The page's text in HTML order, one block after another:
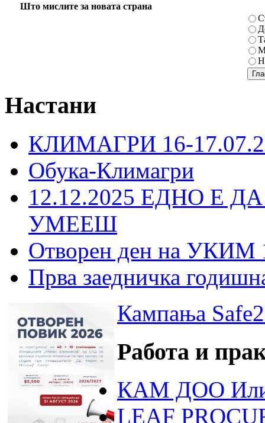
Што мислите за новата страна
Настани
КЛИМАГРИ 16-
Обука-Климагри
12.12.2025 ЕДНО Е
УМЕЕШ
Отворен ден на УКИМ
Прва заедничка
Кампања
Работа и
КАМ ДОО
LEAF